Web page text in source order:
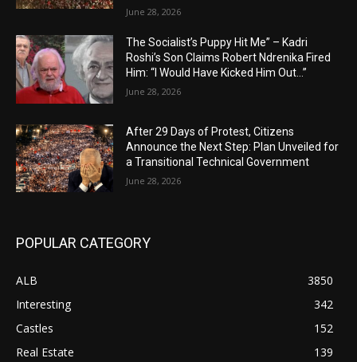
June 28, 2026
The Socialist’s Puppy Hit Me” – Kadri
Roshi’s Son Claims Robert Ndrenika Fired
Him: “I Would Have Kicked Him Out…”
June 28, 2026
After 29 Days of Protest, Citizens
Announce the Next Step: Plan Unveiled for
a Transitional Technical Government
June 28, 2026
POPULAR CATEGORY
ALB
3850
Interesting
342
Castles
152
Real Estate
139